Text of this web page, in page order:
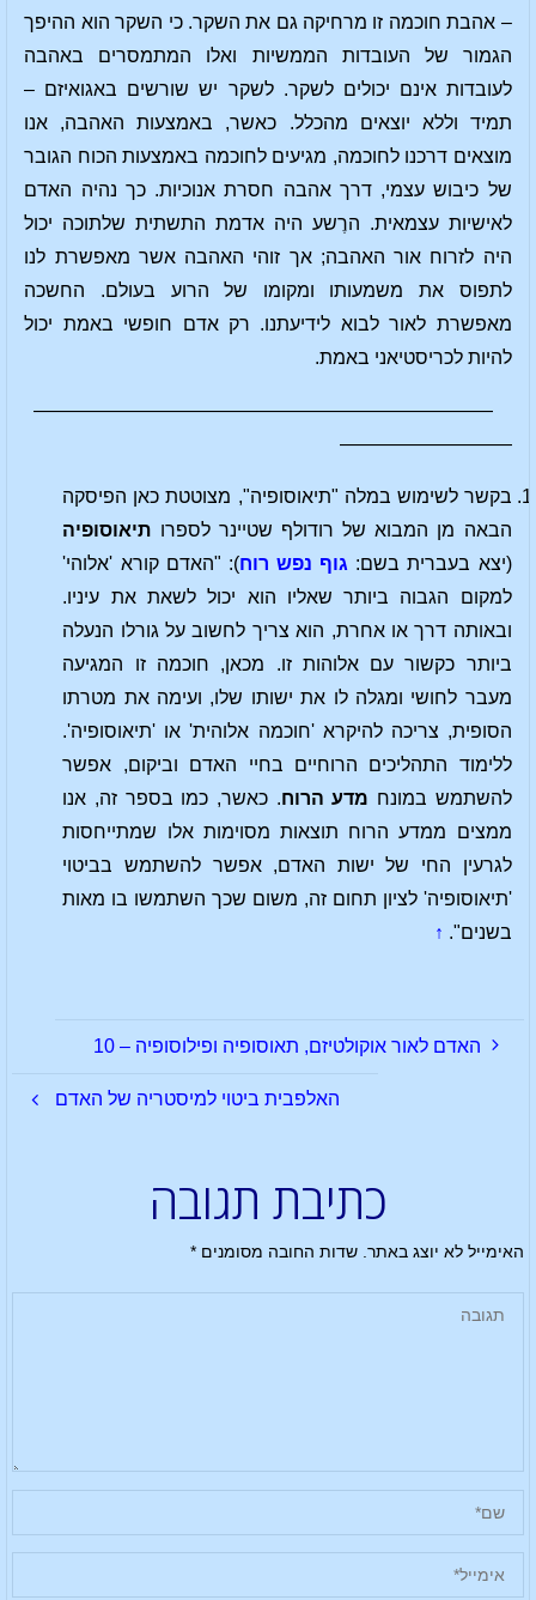
– אהבת חוכמה זו מרחיקה גם את השקר. כי השקר הוא ההיפך
הגמור של העובדות הממשיות ואלו המתמסרים באהבה
לעובדות אינם יכולים לשקר. לשקר יש שורשים באגואיזם –
תמיד וללא יוצאים מהכלל. כאשר, באמצעות האהבה, אנו
מוצאים דרכנו לחוכמה, מגיעים לחוכמה באמצעות הכוח הגובר
של כיבוש עצמי, דרך אהבה חסרת אנוכיות. כך נהיה האדם
לאישיות עצמאית. הרֶשע היה אדמת התשתית שלתוכה יכול
היה לזרוח אור האהבה; אך זוהי האהבה אשר מאפשרת לנו
לתפוס את משמעותו ומקומו של הרוע בעולם. החשכה
מאפשרת לאור לבוא לידיעתנו. רק אדם חופשי באמת יכול
להיות לכריסטיאני באמת.
————————————————————————
—————————
בקשר לשימוש במלה "תיאוסופיה", מצוטטת כאן הפיסקה
הבאה מן המבוא של רודולף שטיינר לספרו תיאוסופיה
(יצא בעברית בשם: גוף נפש רוח): "האדם קורא 'אלוהי'
למקום הגבוה ביותר שאליו הוא יכול לשאת את עיניו.
ובאותה דרך או אחרת, הוא צריך לחשוב על גורלו הנעלה
ביותר כקשור עם אלוהות זו. מכאן, חוכמה זו המגיעה
מעבר לחושי ומגלה לו את ישותו שלו, ועימה את מטרתו
הסופית, צריכה להיקרא 'חוכמה אלוהית' או 'תיאוסופיה'.
ללימוד התהליכים הרוחיים בחיי האדם וביקום, אפשר
להשתמש במונח מדע הרוח. כאשר, כמו בספר זה, אנו
ממצים ממדע הרוח תוצאות מסוימות אלו שמתייחסות
לגרעין החי של ישות האדם, אפשר להשתמש בביטוי
'תיאוסופיה' לציון תחום זה, משום שכך השתמשו בו מאות
בשנים". ↑
האדם לאור אוקולטיזם, תאוסופיה ופילוסופיה – 10
האלפבית ביטוי למיסטריה של האדם
כתיבת תגובה
האימייל לא יוצג באתר. שדות החובה מסומנים*